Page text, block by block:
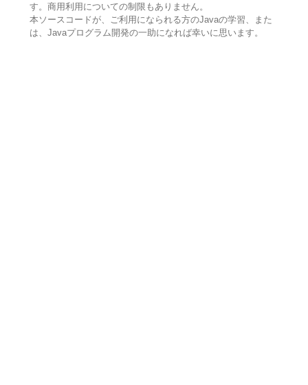
す。商用利用についての制限もありません。
本ソースコードが、ご利用になられる方のJavaの学習、また
は、Javaプログラム開発の一助になれば幸いに思います。